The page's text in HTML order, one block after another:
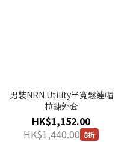
男裝NRN Utility半寬鬆連帽
拉鍊外套
HK$1,152.00
HK$1,440.00 8折